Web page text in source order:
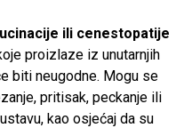
ili cenestopatije
proizlaze iz unutarnjih
biti neugodne. Mogu se
pritisak, peckanje ili
kao osjećaj da su